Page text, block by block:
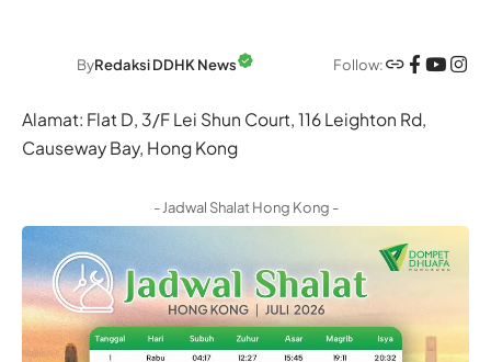
ByRedaksi DDHK News Follow:
Alamat: Flat D, 3/F Lei Shun Court, 116 Leighton Rd,
Causeway Bay, Hong Kong
- Jadwal Shalat Hong Kong -